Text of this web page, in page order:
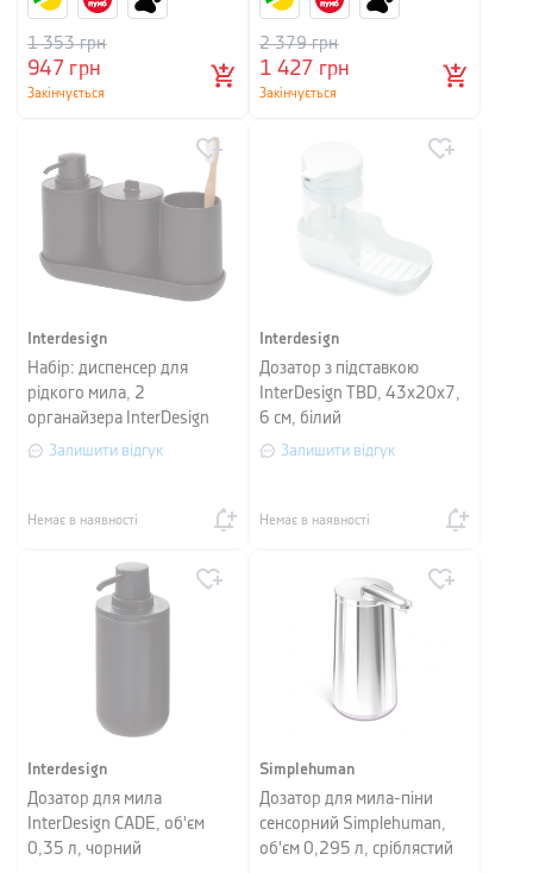
947 грн
1 353грн
Закінчується
1 427 грн
2 379грн
Закінчується
Interdesign
Набір: диспенсер для
рідкого мила, 2
органайзера InterDesign
BATH ACCESSORIES, 4 шт,
Залишити відгук
Немає в наявності
Interdesign
Дозатор з підставкою
InterDesign TBD, 43х20х7,
6 см, білий
Залишити відгук
Немає в наявності
Interdesign
Дозатор для мила
InterDesign CADE, об'єм
0,35 л, чорний
Simplehuman
Дозатор для мила-піни
сенсорний Simplehuman,
об'єм 0,295 л, сріблястий